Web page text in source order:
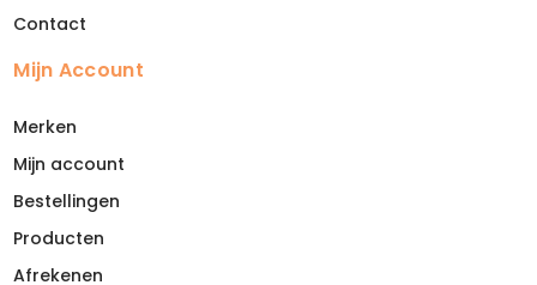
Contact
Mijn Account
Merken
Mijn account
Bestellingen
Producten
Afrekenen